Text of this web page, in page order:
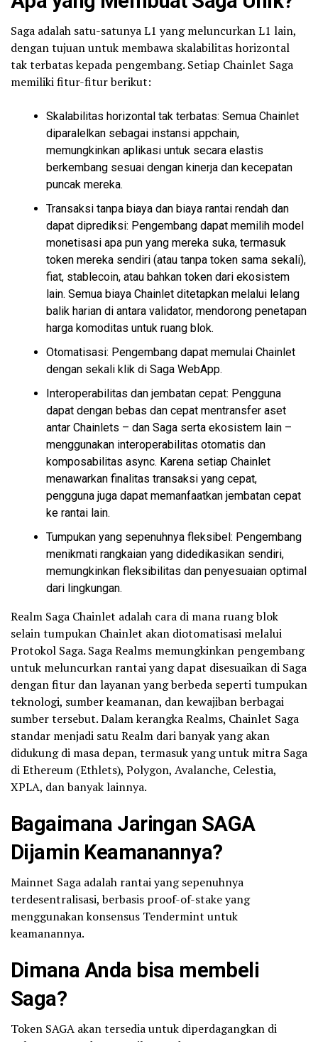
Saga adalah satu-satunya L1 yang meluncurkan L1 lain,
dengan tujuan untuk membawa skalabilitas horizontal
tak terbatas kepada pengembang. Setiap Chainlet Saga
memiliki fitur-fitur berikut:
Skalabilitas horizontal tak terbatas: Semua Chainlet
diparalelkan sebagai instansi appchain,
memungkinkan aplikasi untuk secara elastis
berkembang sesuai dengan kinerja dan kecepatan
puncak mereka.
Transaksi tanpa biaya dan biaya rantai rendah dan
dapat diprediksi: Pengembang dapat memilih model
monetisasi apa pun yang mereka suka, termasuk
token mereka sendiri (atau tanpa token sama sekali),
fiat, stablecoin, atau bahkan token dari ekosistem
lain. Semua biaya Chainlet ditetapkan melalui lelang
balik harian di antara validator, mendorong penetapan
harga komoditas untuk ruang blok.
Otomatisasi: Pengembang dapat memulai Chainlet
dengan sekali klik di Saga WebApp.
Interoperabilitas dan jembatan cepat: Pengguna
dapat dengan bebas dan cepat mentransfer aset
antar Chainlets – dan Saga serta ekosistem lain –
menggunakan interoperabilitas otomatis dan
komposabilitas async. Karena setiap Chainlet
menawarkan finalitas transaksi yang cepat,
pengguna juga dapat memanfaatkan jembatan cepat
ke rantai lain.
Tumpukan yang sepenuhnya fleksibel: Pengembang
menikmati rangkaian yang didedikasikan sendiri,
memungkinkan fleksibilitas dan penyesuaian optimal
dari lingkungan.
Realm Saga Chainlet adalah cara di mana ruang blok
selain tumpukan Chainlet akan diotomatisasi melalui
Protokol Saga. Saga Realms memungkinkan pengembang
untuk meluncurkan rantai yang dapat disesuaikan di Saga
dengan fitur dan layanan yang berbeda seperti tumpukan
teknologi, sumber keamanan, dan kewajiban berbagai
sumber tersebut. Dalam kerangka Realms, Chainlet Saga
standar menjadi satu Realm dari banyak yang akan
didukung di masa depan, termasuk yang untuk mitra Saga
di Ethereum (Ethlets), Polygon, Avalanche, Celestia,
XPLA, dan banyak lainnya.
Bagaimana Jaringan SAGA
Dijamin Keamanannya?
Mainnet Saga adalah rantai yang sepenuhnya
terdesentralisasi, berbasis proof-of-stake yang
menggunakan konsensus Tendermint untuk
keamanannya.
Dimana Anda bisa membeli
Saga?
Token SAGA akan tersedia untuk diperdagangkan di